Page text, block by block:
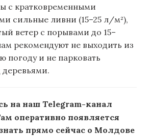
с кратковременными
сильные ливни (15–25 л/м²),
ветер с порывами до 15–
рекомендуют не выходить из
погоду и не парковать
на наш Telegram-канал
оперативно появляется
прямо сейчас о Молдове